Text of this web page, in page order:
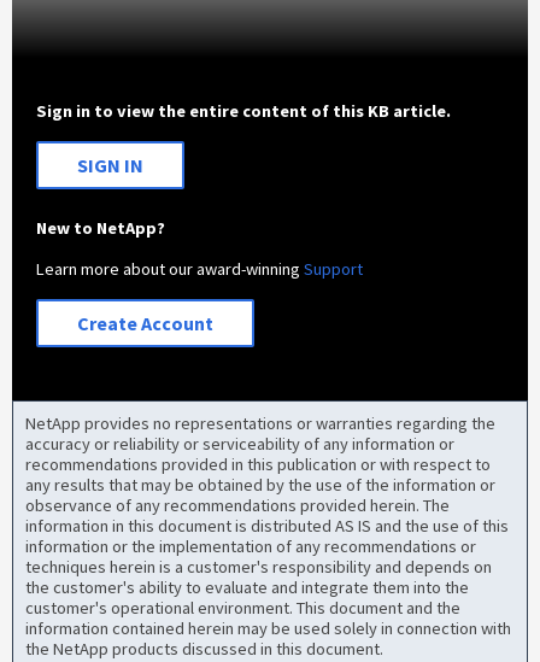
Sign in to view the entire content of this KB article.
SIGN IN
New to NetApp?
Learn more about our award-winningSupport
Create Account
NetApp provides no representations or warranties regarding the
accuracy or reliability or serviceability of any information or
recommendations provided in this publication or with respect to
any results that may be obtained by the use of the information or
observance of any recommendations provided herein. The
information in this document is distributed AS IS and the use of this
information or the implementation of any recommendations or
techniques herein is a customer's responsibility and depends on
the customer's ability to evaluate and integrate them into the
customer's operational environment. This document and the
information contained herein may be used solely in connection with
the NetApp products discussed in this document.